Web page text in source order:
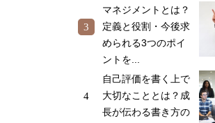
マネジメントとは？
定義と役割・今後求
められる3つのポイ
ントを...
自己評価を書く上で
大切なこととは？成
長が伝わる書き方の